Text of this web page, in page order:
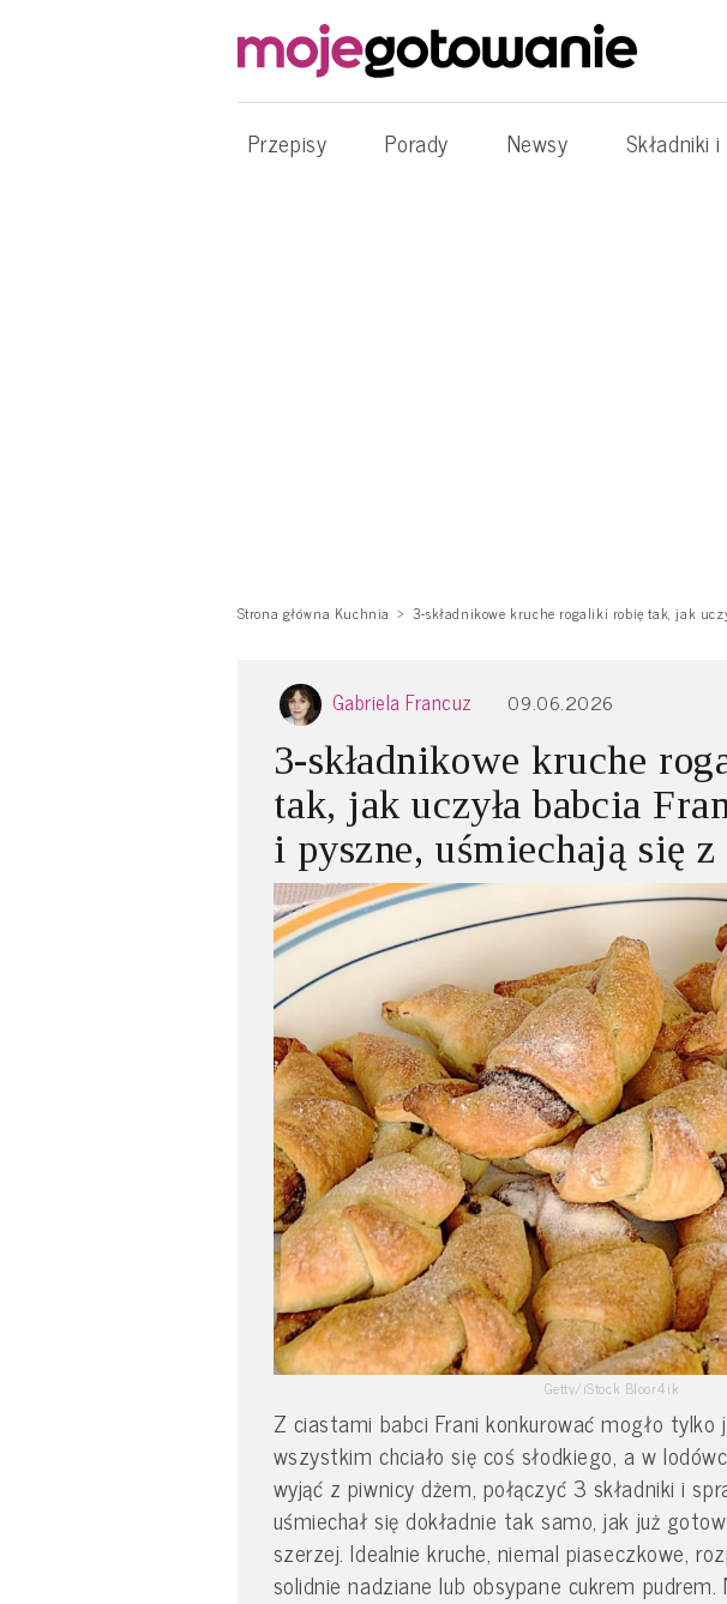
Przepisy Porady Newsy Składniki
Strona główna Kuchnia 3-składnikowe kruche rogaliki robię tak, jak
Gabriela Francuz 09.06.2026
3-składnikowe kruche
tak, jak uczyła babcia
i pyszne, uśmiechają się z
Getty/iStock Bloor4ik
Z ciastami babci Frani konkurować mogło tylko
wszystkim chciało się coś słodkiego, a w
wyjąć z piwnicy dżem, połączyć 3 składniki i
uśmiechał się dokładnie tak samo, jak już
szerzej. Idealnie kruche, niemal piaseczkowe,
solidnie nadziane lub obsypane cukrem